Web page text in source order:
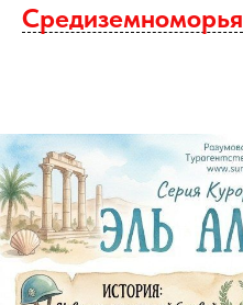
Средиземноморья